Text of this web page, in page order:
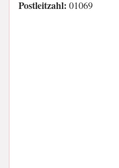
Postleitzahl: 01069